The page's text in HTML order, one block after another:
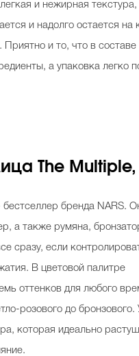
и нежирная текстура,
и надолго остается на
Приятно и то, что в составе
а упаковка легко
The Multiple,
бренда NARS.
а также румяна,
сразу, если
В цветовой палитре
оттенков для любого
розового до бронзового.
которая идеально